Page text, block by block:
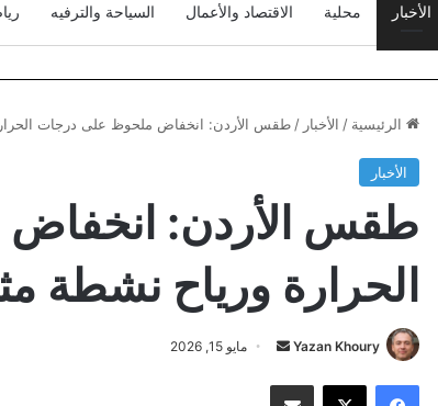
الأخبار محلية الاقتصاد والأعمال السياحة والترفيه
الرئيسية / الأخبار / طقس الأردن: انخفاض ملحوظ على درجات الحرارة
الأخبار
طقس الأردن:
الحرارة ورياح نشطة
Yazan Khoury
أرسل مايو 15, 2026
فيسبوك ‫X مشاركة عبر البريد